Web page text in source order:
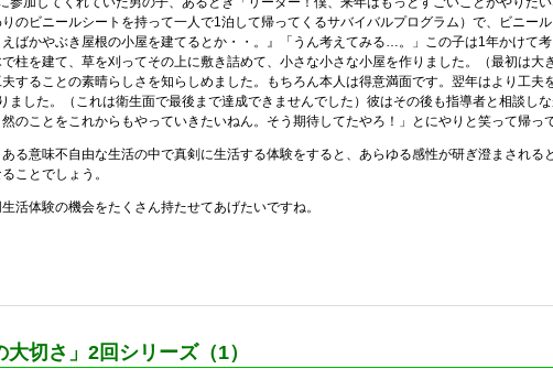
りのビニールシートを持って一人で1泊して帰ってくるサバイバルプログラム）で、ビニ
ばかやぶき屋根の小屋を建てるとか・・。』「うん考えてみる…。」この子は1年かけて
柱を建て、草を刈ってその上に敷き詰めて、小さな小さな小屋を作りました。（最初は
することの素晴らしさを知らしめました。もちろん本人は得意満面です。翌年はより工
ました。（これは衛生面で最後まで達成できませんでした）彼はその後も指導者と相談
のことをこれからもやっていきたいねん。そう期待してたやろ！」とにやりと笑って帰っ
る意味不自由な生活の中で真剣に生活する体験をすると、あらゆる感性が研ぎ澄まされ
ことでしょう。
活体験の機会をたくさん持たせてあげたいですね。
切さ」2回シリーズ（1）